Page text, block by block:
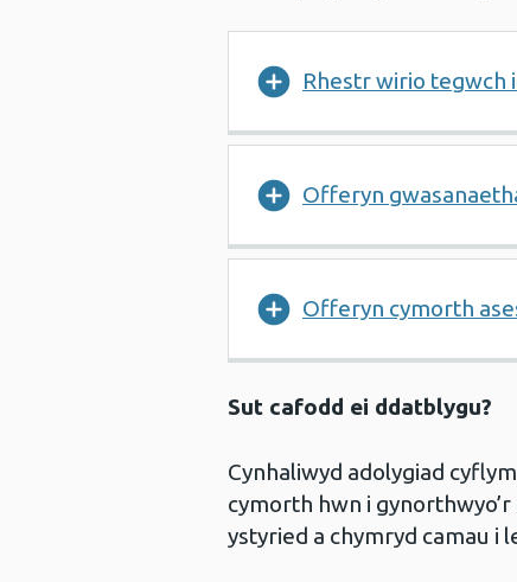
Rhestr wirio tegwch
Offeryn
Offeryn cymorth
Sut cafodd ei ddatblygu?
Cynhaliwyd adolygiad
cymorth hwn i
ystyried a chymryd camau i